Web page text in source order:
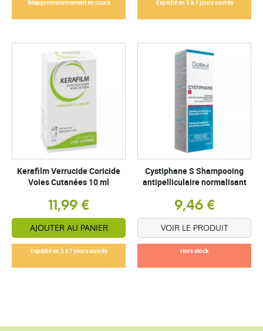
Réapprovisionnement en cours Expédié en 5 à 7 jours ouvrés
Kerafilm Verrucide Coricide
Voies Cutanées 10 ml
11,99 €
AJOUTER AU PANIER
Expédié en 5 à 7 jours ouvrés
Cystiphane S Shampooing
antipelliculaire normalisant
9,46 €
VOIR LE PRODUIT
Hors stock